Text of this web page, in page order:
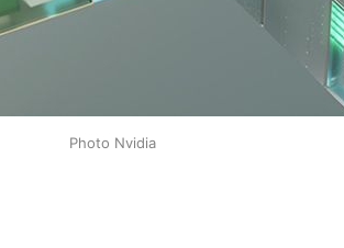
Photo Nvidia